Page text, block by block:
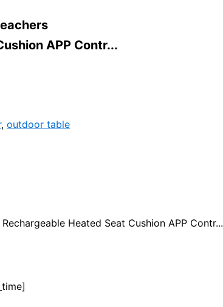
APP Contr...
, outdoor table
Heated Seat Cushion APP Contr...